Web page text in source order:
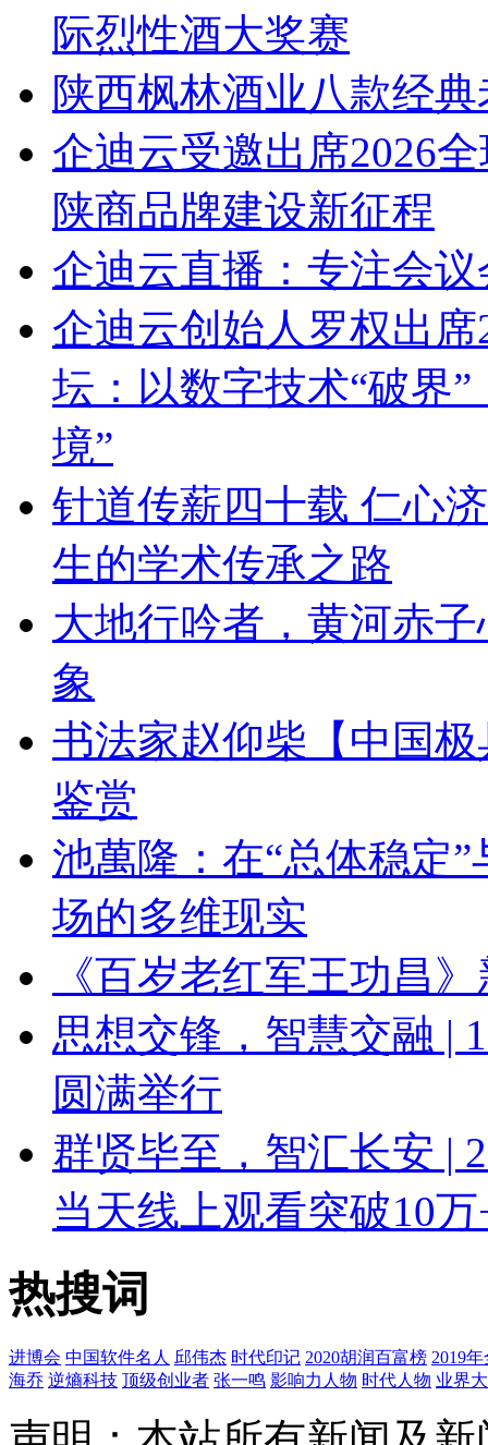
际烈性酒大奖赛
陕西枫林酒业八款经
企迪云受邀出席2026
陕商品牌建设新征程
企迪云直播：专注会
企迪云创始人罗权出
坛：以数字技术“破界
境”
针道传薪四十载 仁心
生的学术传承之路
大地行吟者，黄河赤
象
书法家赵仰柴【中国
鉴赏
池萬隆：在“总体稳定
场的多维现实
《百岁老红军王功昌
思想交锋，智慧交融 |
圆满举行
群贤毕至，智汇长安 |
当天线上观看突破10万
热搜词
进博会 中国软件名人 邱伟杰 时代印记 2020胡润百富榜 2019
海乔 逆熵科技 顶级创业者 张一鸣 影响力人物 时代人物 业界